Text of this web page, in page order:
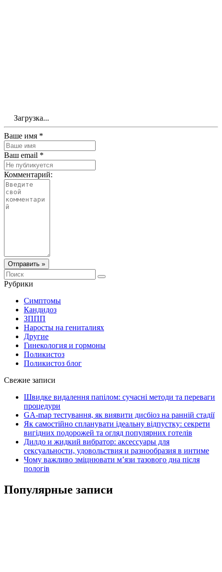
Загрузка...
Ваше имя *
Ваш email *
Комментарий:
Отправить »
Рубрики
Симптомы
Кандидоз
ЗППП
Наросты на гениталиях
Другие
Гинекология и гормоны
Поликистоз
Поликистоз блог
Свежие записи
Швидке видалення папілом: сучасні методи та переваги
процедури
GA-map тестування, як виявити дисбіоз на ранній стадії
Як самостійно спланувати ідеальну відпустку: секрети
вигідних подорожей та огляд популярних готелів
Дилдо и жидкий вибратор: аксессуары для
сексуальности, удовольствия и разнообразия в интиме
Чому важливо зміцнювати м’язи тазового дна після
пологів
Популярные записи